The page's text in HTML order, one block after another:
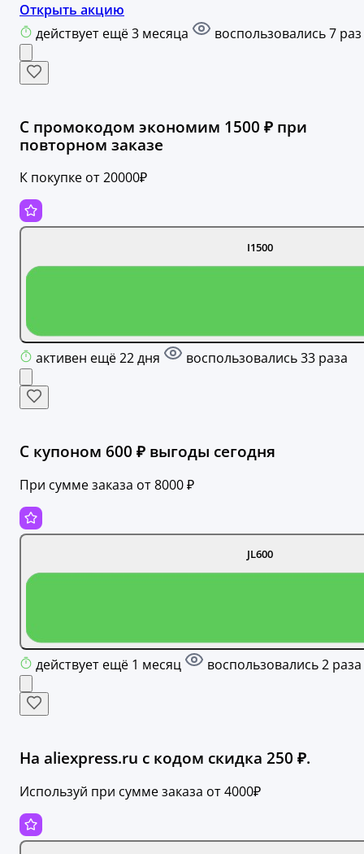
Открыть акцию
действует ещё 3 месяца
воспользовались 7 раз
С промокодом экономим 1500 ₽ при
повторном заказе
К покупке от 20000₽
I1500
активен ещё 22 дня воспользовались 33 раза
С купоном 600 ₽ выгоды сегодня
При сумме заказа от 8000 ₽
JL600
действует ещё 1 месяц воспользовались 2 раза
На aliexpress.ru с кодом скидка 250 ₽.
Используй при сумме заказа от 4000₽